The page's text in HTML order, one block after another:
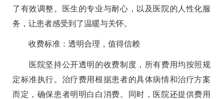
了有效调整。医生的专业与耐心，以及医院的人性化服
务，让患者感受到了温暖与关怀。
收费标准：透明合理，值得信赖
医院坚持公开透明的收费制度，所有费用均按照规
定标准执行。治疗费用根据患者的具体病情和治疗方案
而定，确保患者明明白白消费。同时，医院还提供费用